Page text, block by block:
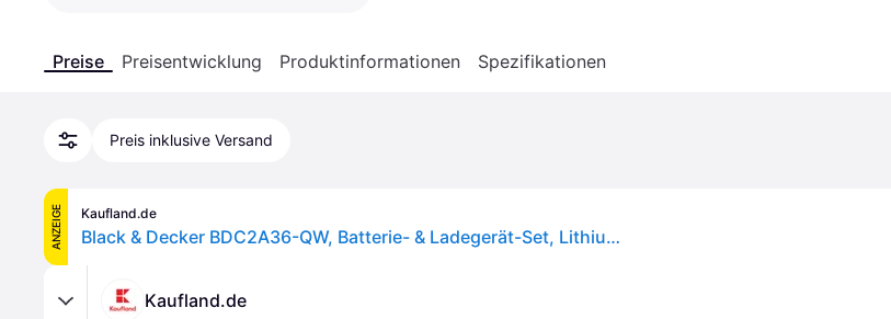
Preise Preisentwicklung Produktinformationen Spezifikationen
Preis inklusive Versand
ANZEIGE Kaufland.de
Black & Decker BDC2A36-QW, Batterie- & Ladegerät-Set, Lithium-Ion (Li-Ion), 2 Ah, 36 V, Black & Decker, Schwarz
Kaufland.de